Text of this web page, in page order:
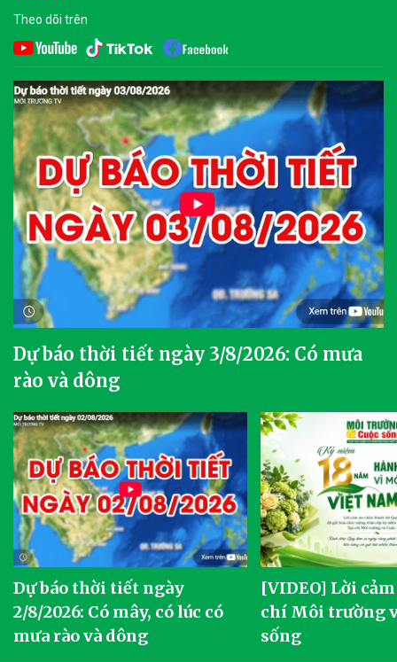
Theo dõi trên
Dự báo thời tiết ngày 3/8/2026: Có mưa
rào và dông
Dự báo thời tiết ngày
2/8/2026: Có mây, có lúc có
mưa rào và dông
[VIDEO] Lời
chí Môi trường
sống